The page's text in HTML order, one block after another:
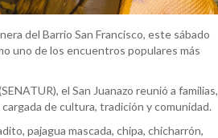
del Barrio San Francisco, este sábado
uno de los encuentros populares más
el San Juanazo reunió a familias,
de cultura, tradición y comunidad.
pajagua mascada, chipa, chicharrón,